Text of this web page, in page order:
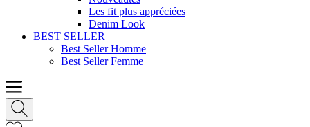
Les fit plus appréciées
Denim Look
BEST SELLER
Best Seller Homme
Best Seller Femme